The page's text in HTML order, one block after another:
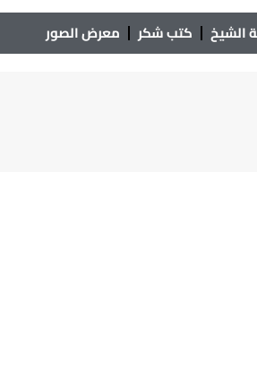
الشيخ كتب شكر معرض الصور